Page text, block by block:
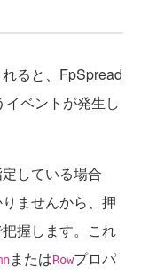
ると、FpSpread
ベントが発生し
している場合
ませんから、押
握します。これ
またはRowプロパ